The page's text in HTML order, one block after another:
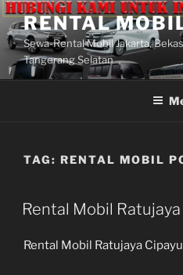
Lompat
ke
konten
RENTAL
Sewa-Rental Mobil Jakarta,
Tangerang Selatan
TAG: RENTAL MOBIL
Rental Mobil
Rental Mobil Ratujaya